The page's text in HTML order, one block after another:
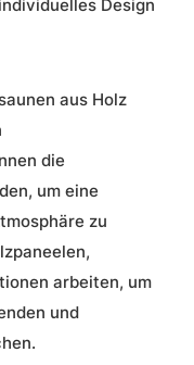
individuelles Design
aus Holz
die
um eine
zu
arbeiten, um
und